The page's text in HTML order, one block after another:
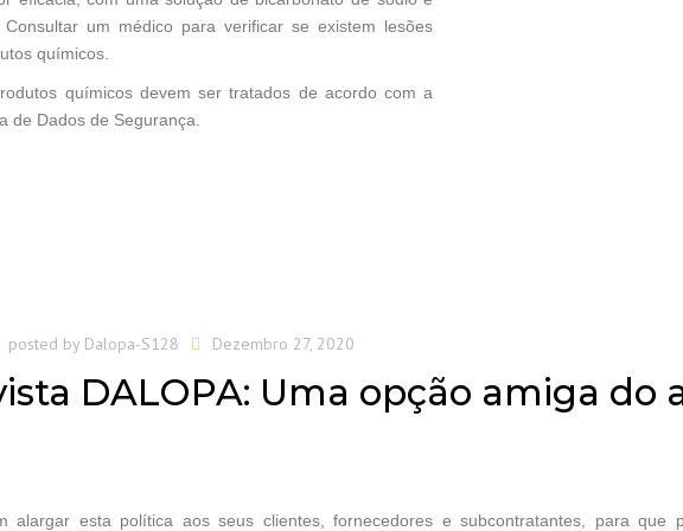
um médico para verificar se existem lesões
químicos.
químicos devem ser tratados de acordo com a
de Dados de Segurança.
posted by Dalopa-S128 Dezembro 27, 2020
DALOPA: Uma opção amiga do
alargar esta política aos seus clientes, fornecedores e subcontratantes, para que